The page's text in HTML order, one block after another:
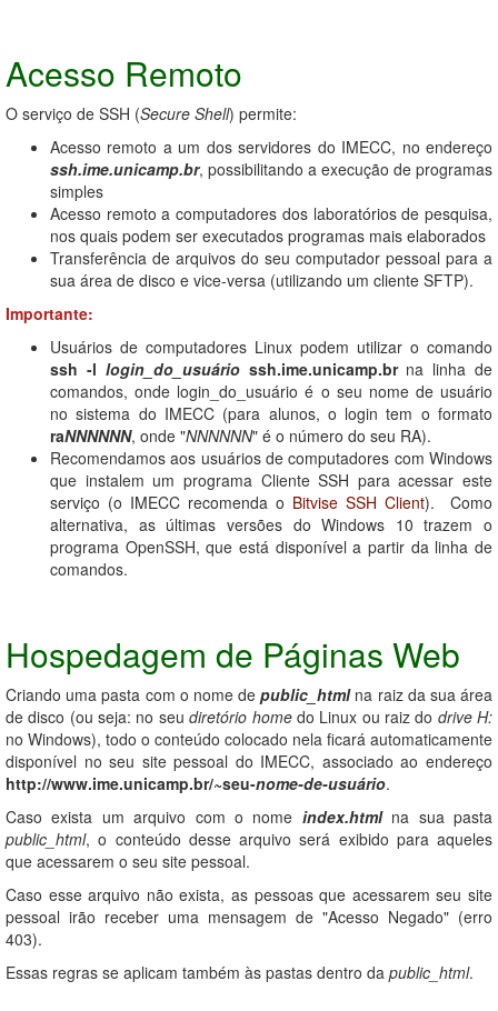
Acesso Remoto
O serviço de SSH (Secure Shell) permite:
Acesso remoto a um dos servidores do IMECC, no endereço
ssh.ime.unicamp.br, possibilitando a execução de programas
simples
Acesso remoto a computadores dos laboratórios de pesquisa,
nos quais podem ser executados programas mais elaborados
Transferência de arquivos do seu computador pessoal para a
sua área de disco e vice-versa (utilizando um cliente SFTP).
Importante:
Usuários de computadores Linux podem utilizar o comando
ssh -l login_do_usuáriossh.ime.unicamp.brna linha de
comandos, onde login_do_usuário é o seu nome de usuário
no sistema do IMECC (para alunos, o login tem o formato
raNNNNNN, onde "NNNNNN" é o número do seu RA).
Recomendamos aos usuários de computadores com Windows
que instalem um programa Cliente SSH para acessar este
serviço (o IMECC recomenda o Bitvise SSH Client). Como
alternativa, as últimas versões do Windows 10 trazem o
programa OpenSSH, que está disponível a partir da linha de
comandos.
Hospedagem de Páginas Web
Criando uma pasta com o nome depublic_htmlna raiz da sua área
de disco (ou seja: no seudiretório home do Linux ou raiz do drive H:
no Windows), todo o conteúdo colocado nela ficará automaticamente
disponível no seu site pessoal do IMECC, associado ao endereço
http://www.ime.unicamp.br/~seu-nome-de-usuário.
Caso exista um arquivo com o nome index.htmlna sua pasta
public_html, o conteúdo desse arquivo será exibido para aqueles
que acessarem o seu site pessoal.
Caso esse arquivo não exista, as pessoas que acessarem seu site
pessoal irão receber uma mensagem de "Acesso Negado" (erro
403).
Essas regras se aplicam também às pastas dentro da public_html.